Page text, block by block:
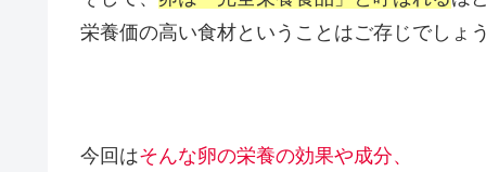
栄養価の高い食材ということはご存じでしょう
今回はそんな卵の栄養の効果や成分、